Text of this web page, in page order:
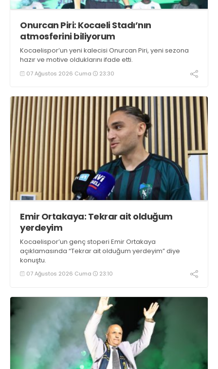
Onurcan Piri: Kocaeli Stadı’nın
atmosferini biliyorum
Kocaelispor’un yeni kalecisi Onurcan Piri, yeni sezona
hazır ve motive olduklarını ifade etti.
07 Ağustos 2026 Cuma 23:30
Emir Ortakaya: Tekrar ait olduğum
yerdeyim
Kocaelispor’un genç stoperi Emir Ortakaya
açıklamasında “Tekrar ait olduğum yerdeyim” diye
konuştu.
07 Ağustos 2026 Cuma 23:10